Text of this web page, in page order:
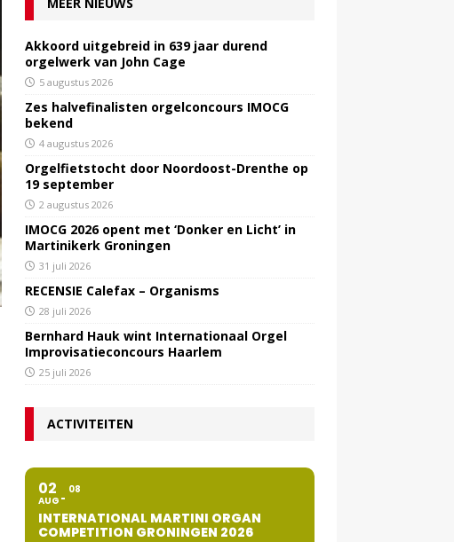
Akkoord uitgebreid in 639 jaar durend
orgelwerk van John Cage
5 augustus 2026
Zes halvefinalisten orgelconcours IMOCG
bekend
4 augustus 2026
Orgelfietstocht door Noordoost-Drenthe op
19 september
2 augustus 2026
IMOCG 2026 opent met ‘Donker en Licht’ in
Martinikerk Groningen
31 juli 2026
RECENSIE Calefax – Organisms
28 juli 2026
Bernhard Hauk wint Internationaal Orgel
Improvisatieconcours Haarlem
25 juli 2026
ACTIVITEITEN
02
AUG
08
INTERNATIONAL MARTINI ORGAN
COMPETITION GRONINGEN 2026